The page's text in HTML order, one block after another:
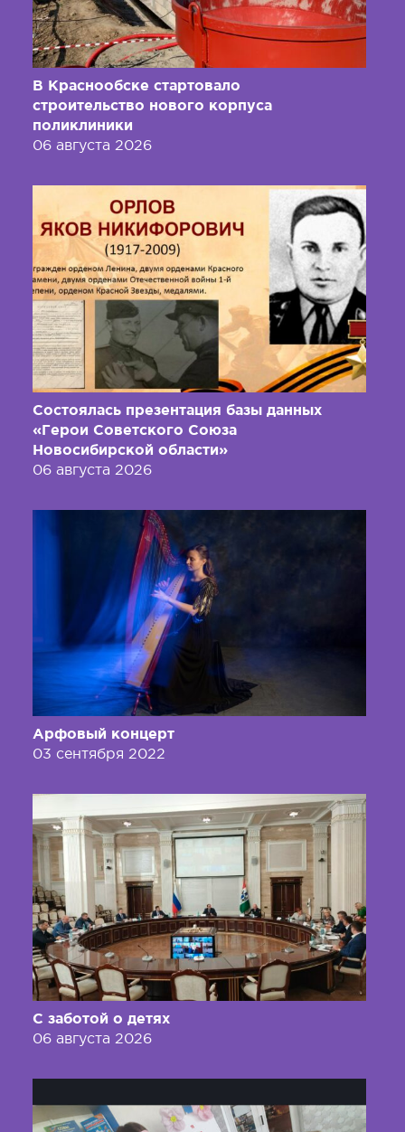
В Краснообске стартовало
строительство нового корпуса
поликлиники
06 августа 2026
Состоялась презентация базы данных
«Герои Советского Союза
Новосибирской области»
06 августа 2026
Арфовый концерт
03 сентября 2022
С заботой о детях
06 августа 2026